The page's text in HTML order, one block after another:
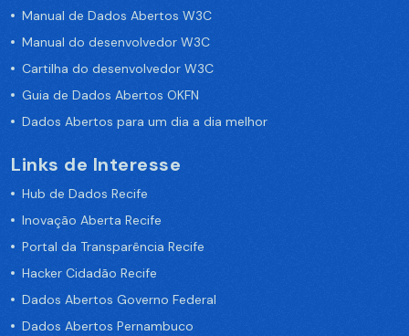
Manual de Dados Abertos W3C
Manual do desenvolvedor W3C
Cartilha do desenvolvedor W3C
Guia de Dados Abertos OKFN
Dados Abertos para um dia a dia melhor
Links de Interesse
Hub de Dados Recife
Inovação Aberta Recife
Portal da Transparência Recife
Hacker Cidadão Recife
Dados Abertos Governo Federal
Dados Abertos Pernambuco